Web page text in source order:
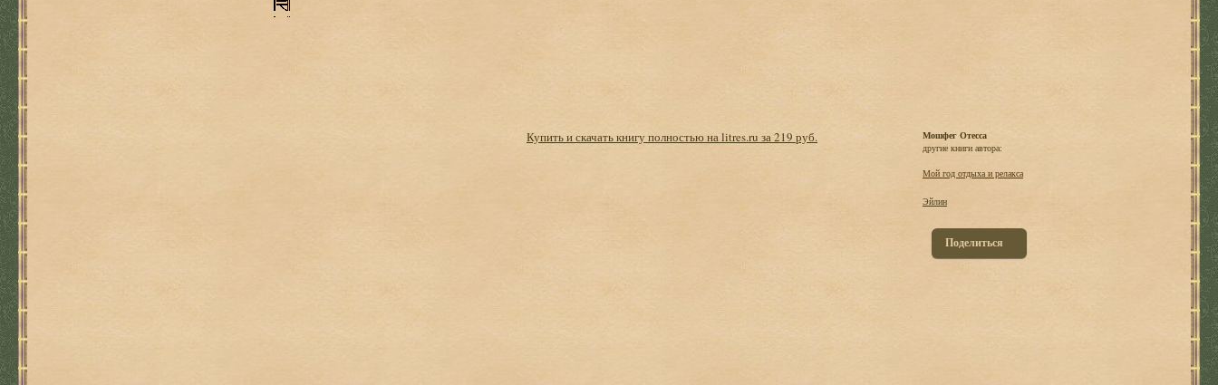
Купить и скачать книгу полностью на litres.ru за 219 руб.
Мошфег Отесса
другие книги автора:
Мой год отдыха и релакса
Эйлин
Поделиться